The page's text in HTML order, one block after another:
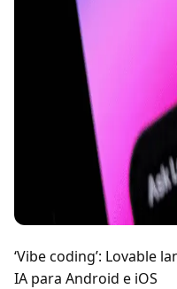
‘Vibe coding’: Lovable
IA para Android e iOS